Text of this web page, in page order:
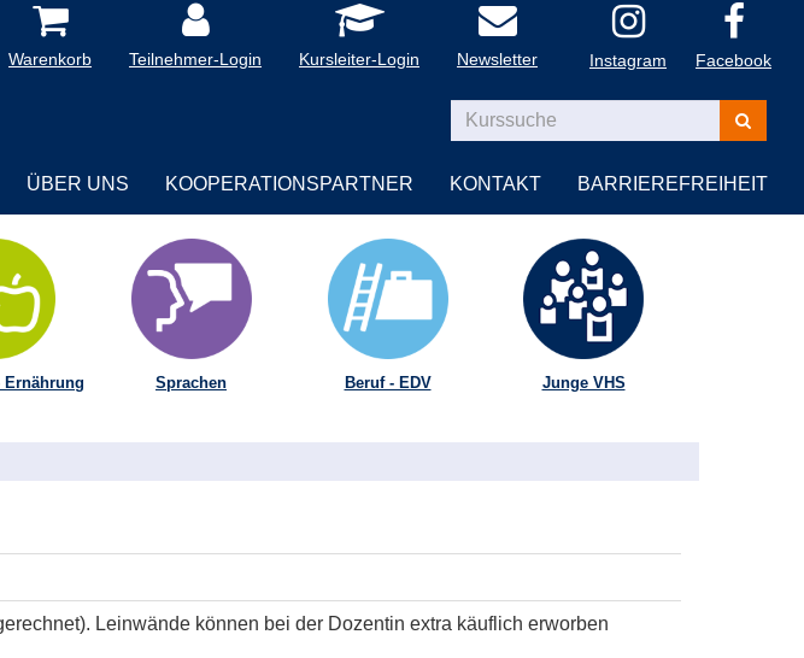
Warenkorb Teilnehmer-Login Kursleiter-Login Newsletter Instagram Facebook
Kurse
suchen
ÜBER UNS KOOPERATIONSPARTNER KONTAKT BARRIEREFREIHEIT
Ernährung Sprachen Beruf - EDV Junge VHS
Leinwände können bei der Dozentin extra käuflich erworben